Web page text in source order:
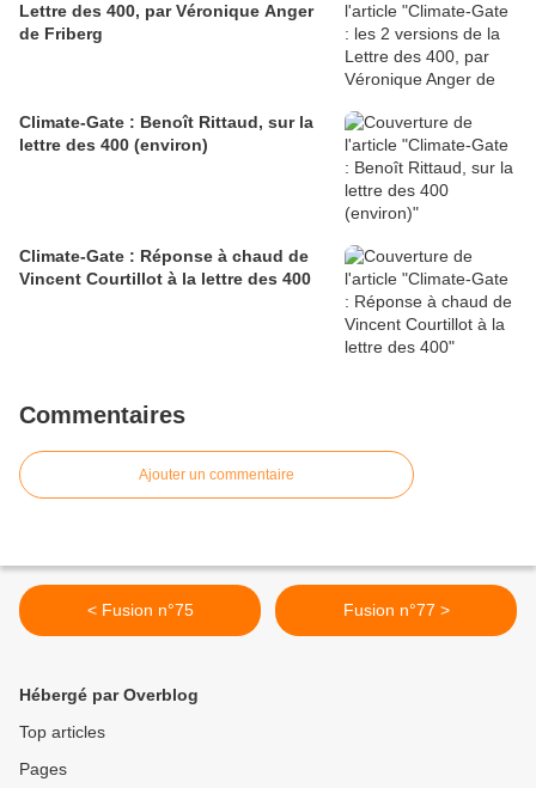
Lettre des 400, par Véronique Anger
de Friberg
Climate-Gate : Benoît Rittaud, sur la
lettre des 400 (environ)
Climate-Gate : Réponse à chaud de
Vincent Courtillot à la lettre des 400
Commentaires
Ajouter un commentaire
< Fusion n°75 Fusion n°77 >
Hébergé par Overblog
Top articles
Pages